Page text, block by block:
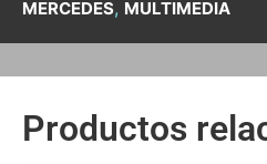
MERCEDES, MULTIMEDIA
Productos